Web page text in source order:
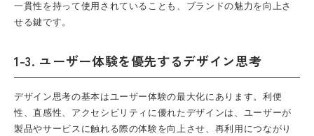
一貫性を持って使用されていることも、ブランドの魅力を向上さ
せる鍵です。
1-3. ユーザー体験を優先するデザイン思考
デザイン思考の基本はユーザー体験の最大化にあります。利便
性、直感性、アクセシビリティに優れたデザインは、ユーザーが
製品やサービスに触れる際の体験を向上させ、再利用につながり